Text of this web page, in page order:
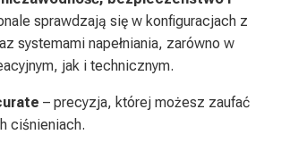
sprawdzają się w konfiguracjach z
systemami napełniania, zarówno w
jak i technicznym.
– precyzja, której możesz zaufać
ciśnieniach.